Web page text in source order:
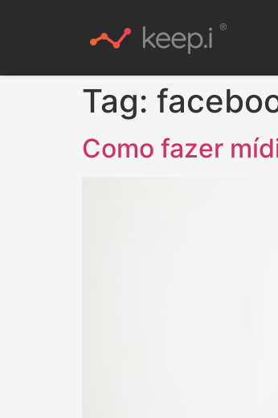
Tag:
Como fazer